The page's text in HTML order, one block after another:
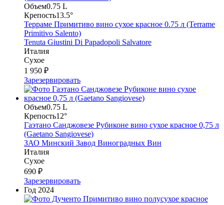
Объем0.75 L
Крепость13.5°
Терраме Примитиво вино сухое красное 0.75 л (Terrame
Primitivo Salento)
Tenuta Giustini Di Papadopoli Salvatore
Италия
Сухое
1 950 ₽
Зарезервировать
Объем0.75 L
Крепость12°
Гаэтано Санджовезе Рубиконе вино сухое красное 0,75 л
(Gaetano Sangiovese)
ЗАО Минский Завод Виноградных Вин
Италия
Сухое
690 ₽
Зарезервировать
Год 2024